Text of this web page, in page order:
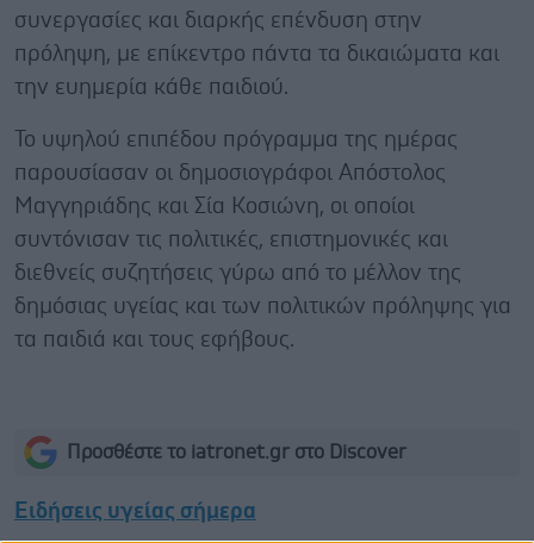
συνεργασίες και διαρκής επένδυση στην
πρόληψη, με επίκεντρο πάντα τα δικαιώματα και
την ευημερία κάθε παιδιού.
Το υψηλού επιπέδου πρόγραμμα της ημέρας
παρουσίασαν οι δημοσιογράφοι Απόστολος
Μαγγηριάδης και Σία Κοσιώνη, οι οποίοι
συντόνισαν τις πολιτικές, επιστημονικές και
διεθνείς συζητήσεις γύρω από το μέλλον της
δημόσιας υγείας και των πολιτικών πρόληψης για
τα παιδιά και τους εφήβους.
Προσθέστε το iatronet.gr στο Discover
Ειδήσεις υγείας σήμερα